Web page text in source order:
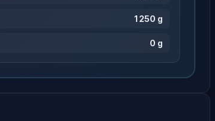
1 250 g
0 g